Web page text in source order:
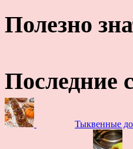
Полезно
Последние
Тыквенные